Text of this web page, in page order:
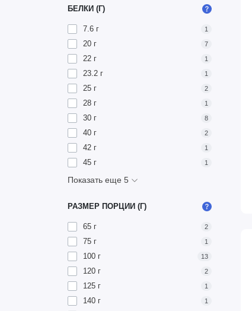
БЕЛКИ (Г)
7.6 г 1
20 г 7
22 г 1
23.2 г 1
25 г 2
28 г 1
30 г 8
40 г 2
42 г 1
45 г 1
Показать еще 5
РАЗМЕР ПОРЦИИ (Г)
65 г 2
75 г 1
100 г 13
120 г 2
125 г 1
140 г 1